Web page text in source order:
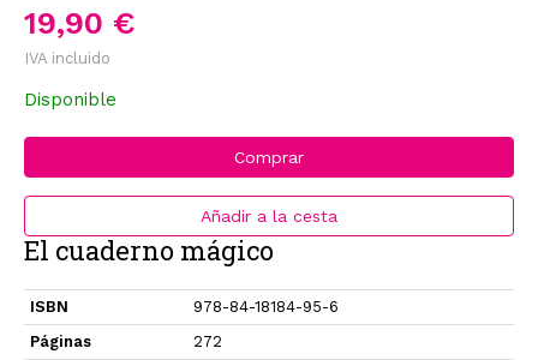
19,90 €
IVA incluido
Disponible
Comprar
Añadir a la cesta
El cuaderno mágico
ISBN
978-84-18184-95-6
Páginas
272